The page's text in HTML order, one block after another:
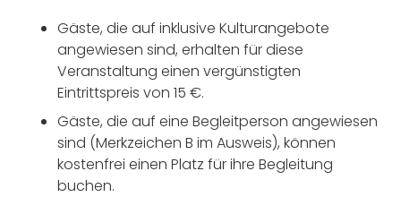
Gäste, die auf inklusive Kulturangebote
angewiesen sind, erhalten für diese
Veranstaltung einen vergünstigten
Eintrittspreis von 15 €.
Gäste, die auf eine Begleitperson angewiesen
sind (Merkzeichen B im Ausweis), können
kostenfrei einen Platz für ihre Begleitung
buchen.